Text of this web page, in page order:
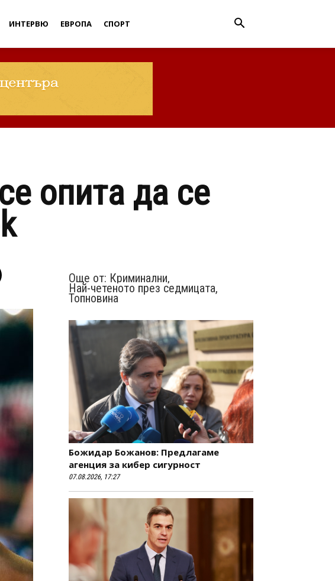
ИНТЕРВЮ ЕВРОПА СПОРТ
опита да се
Още от: Криминални,
Най-четеното през седмицата,
Топновина
Божидар Божанов: Предлагаме
агенция за кибер сигурност
07.08.2026, 17:27